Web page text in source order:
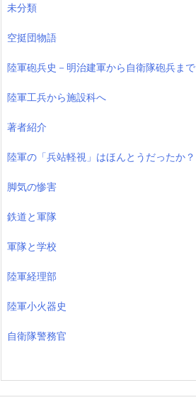
未分類
空挺団物語
陸軍砲兵史－明治建軍から自衛隊砲兵まで
陸軍工兵から施設科へ
著者紹介
陸軍の「兵站軽視」はほんとうだったか？
脚気の惨害
鉄道と軍隊
軍隊と学校
陸軍経理部
陸軍小火器史
自衛隊警務官